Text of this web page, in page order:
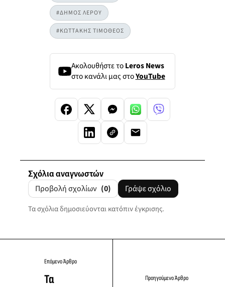
#ΔΗΜΟΣ ΛΕΡΟΥ
#ΚΩΤΤΑΚΗΣ ΤΙΜΟΘΕΟΣ
Ακολουθήστε τοLeros News
στο κανάλι μας στοYouTube
Σχόλια αναγνωστών
Προβολή σχολίων (0) Γράψε σχόλιο
Τα σχόλια δημοσιεύονται κατόπιν έγκρισης.
Επόμενο Άρθρο
Τα
Προηγούμενο Άρθρο